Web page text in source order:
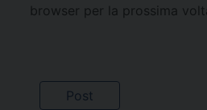
browser per la prossima